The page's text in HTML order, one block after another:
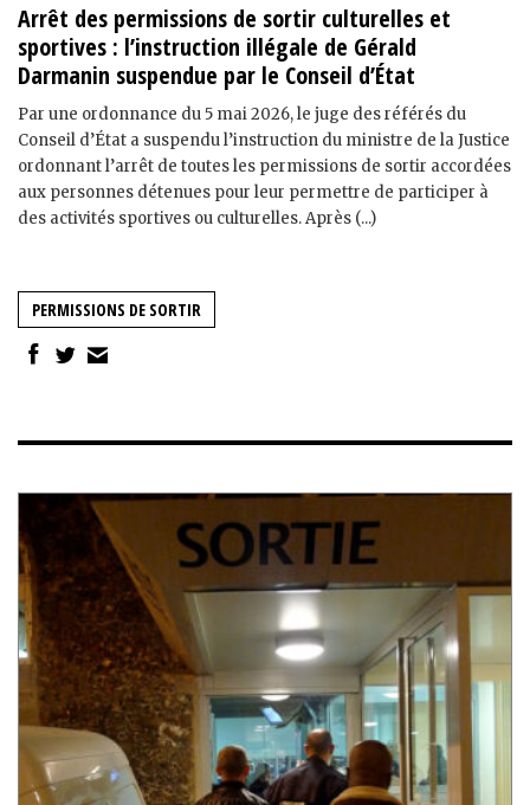
Arrêt des permissions de sortir culturelles et
sportives : l’instruction illégale de Gérald
Darmanin suspendue par le Conseil d’État
Par une ordonnance du 5 mai 2026, le juge des référés du
Conseil d’État a suspendu l’instruction du ministre de la Justice
ordonnant l’arrêt de toutes les permissions de sortir accordées
aux personnes détenues pour leur permettre de participer à
des activités sportives ou culturelles. Après (...)
PERMISSIONS DE SORTIR